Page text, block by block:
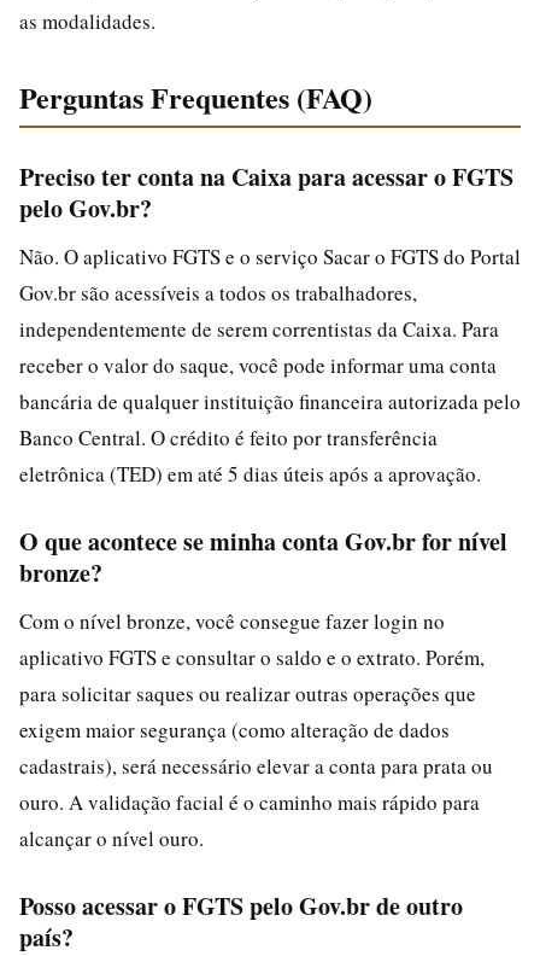
as modalidades.
Perguntas Frequentes (FAQ)
Preciso ter conta na Caixa para acessar o FGTS
pelo Gov.br?
Não. O aplicativo FGTS e o serviço Sacar o FGTS do Portal
Gov.br são acessíveis a todos os trabalhadores,
independentemente de serem correntistas da Caixa. Para
receber o valor do saque, você pode informar uma conta
bancária de qualquer instituição financeira autorizada pelo
Banco Central. O crédito é feito por transferência
eletrônica (TED) em até 5 dias úteis após a aprovação.
O que acontece se minha conta Gov.br for nível
bronze?
Com o nível bronze, você consegue fazer login no
aplicativo FGTS e consultar o saldo e o extrato. Porém,
para solicitar saques ou realizar outras operações que
exigem maior segurança (como alteração de dados
cadastrais), será necessário elevar a conta para prata ou
ouro. A validação facial é o caminho mais rápido para
alcançar o nível ouro.
Posso acessar o FGTS pelo Gov.br de outro
país?